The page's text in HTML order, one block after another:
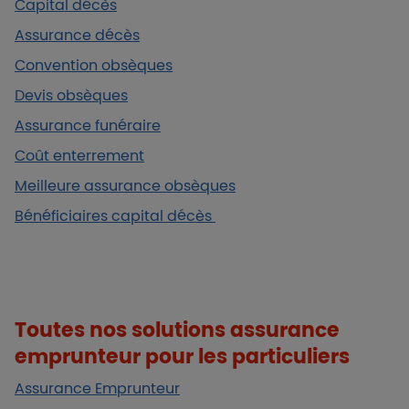
Capital décès
Assurance décès
Convention obsèques
Devis obsèques
Assurance funéraire
Coût enterrement
Meilleure assurance obsèques
Bénéficiaires capital décès
Toutes nos solutions assurance
emprunteur pour les particuliers
Assurance Emprunteur